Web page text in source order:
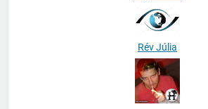
Rév Júlia